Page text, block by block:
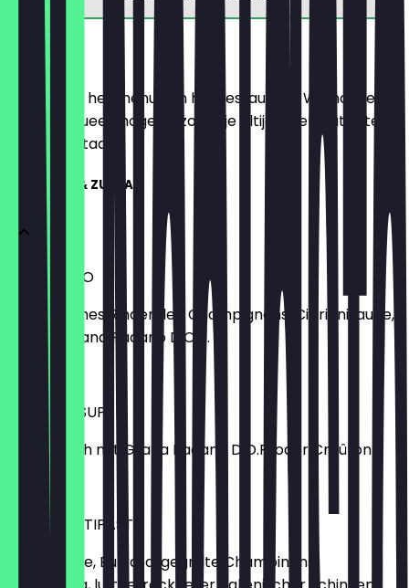
Menu
Hier vind je het menu van het restaurant. We houden
het zo actueel mogelijk, zodat je altijd weet wat je te
wachten staat.
ANTIPASTI & ZUPPA
CARPACCIO
Hauchdünnes Rinderfilet, Champignons, Ciprianisauce,
Rucola, Grana Padano D.O.P.
€ 14,45
TOMATEN­SUPPE
Auf Wunsch mit Grana Padano D.O.P. oder Croûton
€ 5,95
PIATTO ANTIPASTI
Grillgemüse, Burrata, gegrillte Champinons,